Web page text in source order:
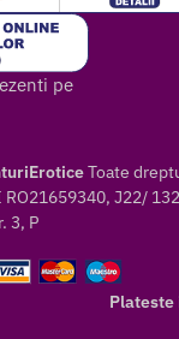
pe
Toate
RO21659340, J22/
3, P
Plateste